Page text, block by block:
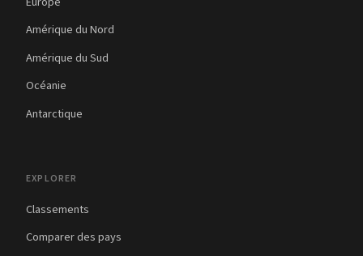
Amérique du Nord
Amérique du Sud
Océanie
Antarctique
EXPLORER
Classements
Comparer des pays